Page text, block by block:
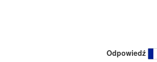
Odpowiedź